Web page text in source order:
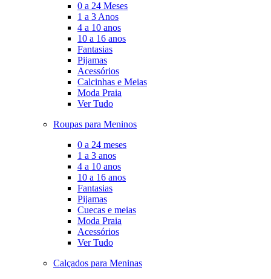
0 a 24 Meses
1 a 3 Anos
4 a 10 anos
10 a 16 anos
Fantasias
Pijamas
Acessórios
Calcinhas e Meias
Moda Praia
Ver Tudo
Roupas para Meninos
0 a 24 meses
1 a 3 anos
4 a 10 anos
10 a 16 anos
Fantasias
Pijamas
Cuecas e meias
Moda Praia
Acessórios
Ver Tudo
Calçados para Meninas